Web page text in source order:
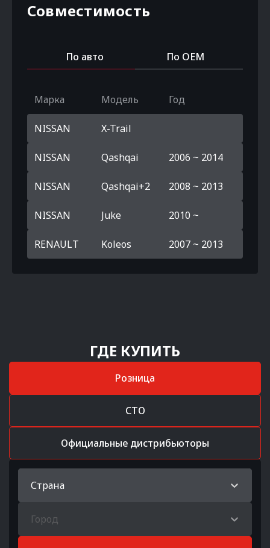
Совместимость
По авто По OEM
Марка Модель Год
NISSAN X-Trail
NISSAN Qashqai 2006 ~ 2014
NISSAN Qashqai+2 2008 ~ 2013
NISSAN Juke 2010 ~
RENAULT Koleos 2007 ~ 2013
ГДЕ КУПИТЬ
Розница
СТО
Официальные дистрибьюторы
Страна
Город